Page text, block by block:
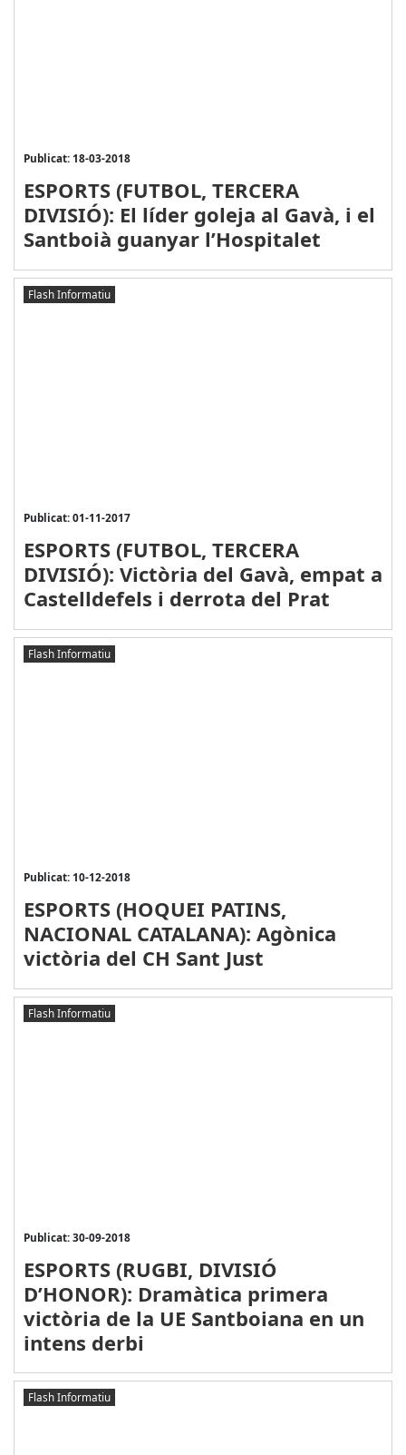
Publicat: 18-03-2018
ESPORTS (FUTBOL, TERCERA
DIVISIÓ): El líder goleja al Gavà, i el
Santboià guanyar l’Hospitalet
Flash Informatiu
Publicat: 01-11-2017
ESPORTS (FUTBOL, TERCERA
DIVISIÓ): Victòria del Gavà, empat a
Castelldefels i derrota del Prat
Flash Informatiu
Publicat: 10-12-2018
ESPORTS (HOQUEI PATINS,
NACIONAL CATALANA): Agònica
victòria del CH Sant Just
Flash Informatiu
Publicat: 30-09-2018
ESPORTS (RUGBI, DIVISIÓ
D’HONOR): Dramàtica primera
victòria de la UE Santboiana en un
intens derbi
Flash Informatiu